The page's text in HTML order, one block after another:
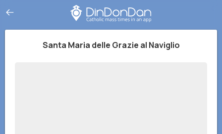
Santa Maria delle Grazie al Naviglio